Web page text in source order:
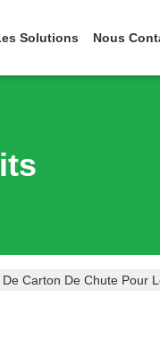
Solutions Nous
Carton De Chute Pour